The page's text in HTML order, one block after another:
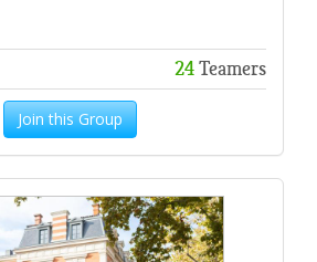
24Teamers
Join this Group